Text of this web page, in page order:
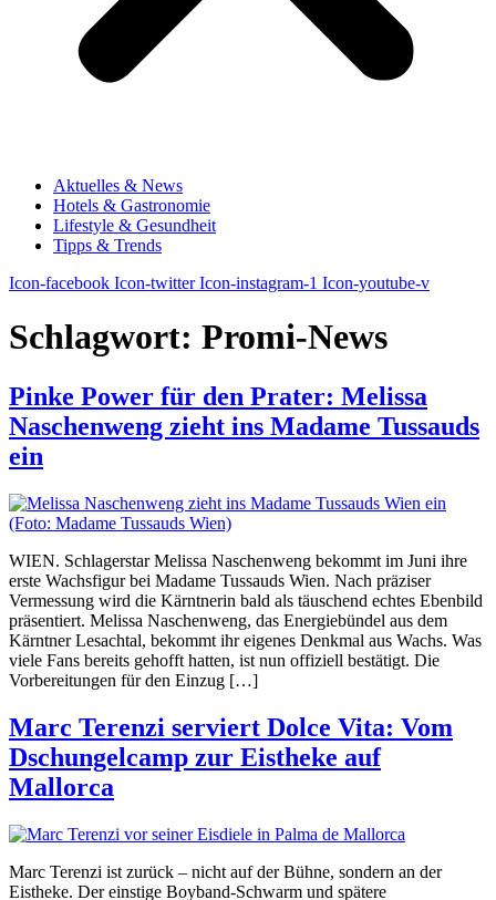
Aktuelles & News
Hotels & Gastronomie
Lifestyle & Gesundheit
Tipps & Trends
Icon-facebook Icon-twitter Icon-instagram-1 Icon-youtube-v
Schlagwort: Promi-News
Pinke Power für den Prater: Melissa
Naschenweng zieht ins Madame Tussauds
ein
WIEN. Schlagerstar Melissa Naschenweng bekommt im Juni ihre
erste Wachsfigur bei Madame Tussauds Wien. Nach präziser
Vermessung wird die Kärntnerin bald als täuschend echtes Ebenbild
präsentiert. Melissa Naschenweng, das Energiebündel aus dem
Kärntner Lesachtal, bekommt ihr eigenes Denkmal aus Wachs. Was
viele Fans bereits gehofft hatten, ist nun offiziell bestätigt. Die
Vorbereitungen für den Einzug […]
Marc Terenzi serviert Dolce Vita: Vom
Dschungelcamp zur Eistheke auf
Mallorca
Marc Terenzi ist zurück – nicht auf der Bühne, sondern an der
Eistheke. Der einstige Boyband-Schwarm und spätere